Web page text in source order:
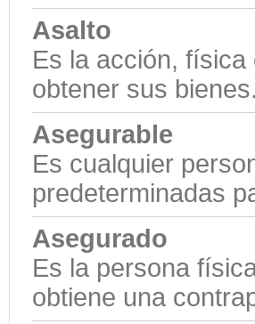
Asalto
Es la acción,
obtener sus bienes.
Asegurable
Es cualquier
predeterminadas
Asegurado
Es la persona
obtiene una